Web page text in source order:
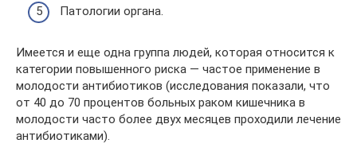
Патологии органа.
Имеется и еще одна группа людей, которая относится к
категории повышенного риска — частое применение в
молодости антибиотиков (исследования показали, что
от 40 до 70 процентов больных раком кишечника в
молодости часто более двух месяцев проходили лечение
антибиотиками).